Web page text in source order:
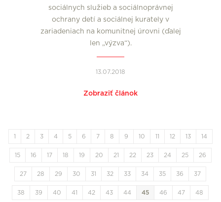
sociálnych služieb a sociálnoprávnej
ochrany detí a sociálnej kurately v
zariadeniach na komunitnej úrovni (ďalej
len „výzva“).
13.07.2018
Zobraziť článok
1 2 3 4 5 6 7 8 9 10 11 12 13 14
15 16 17 18 19 20 21 22 23 24 25 26
27 28 29 30 31 32 33 34 35 36 37
38 39 40 41 42 43 44 45 46 47 48